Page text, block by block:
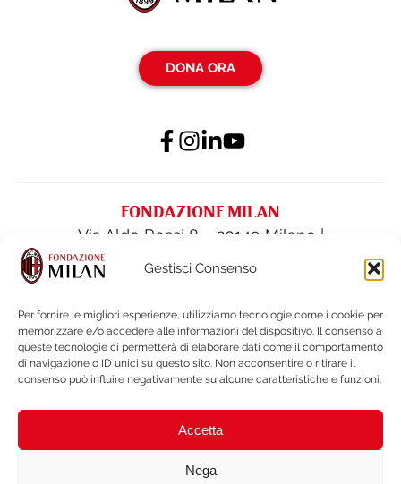
Gestisci Consenso
Per fornire le migliori esperienze, utilizziamo tecnologie come i cookie per
memorizzare e/o accedere alle informazioni del dispositivo. Il consenso a
queste tecnologie ci permetterà di elaborare dati come il comportamento
di navigazione o ID unici su questo sito. Non acconsentire o ritirare il
consenso può influire negativamente su alcune caratteristiche e funzioni.
Accetta
Nega
DONA ORA
FONDAZIONE MILAN
Via Aldo Rossi 8 – 20149 Milano |
fondazione@acmilan.com
62284522
PRIVACY POLICY
COOKIE POLICY
BILANCI E DOCUMENTI
NOTE LEGALI e WHISTLEBLOWING
BRAND PROTECTION
ACCESSIBILITÀ